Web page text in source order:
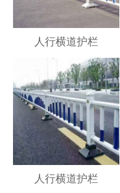
人行横道护栏
人行横道护栏